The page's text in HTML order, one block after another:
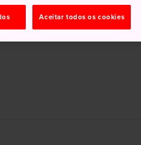
Aceitar todos os cookies